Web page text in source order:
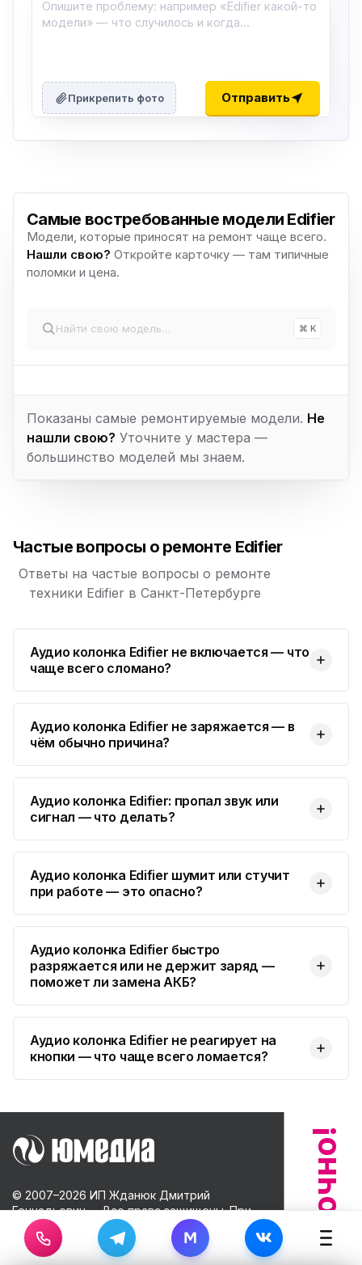
Прикрепить фото Отправить
Самые востребованные модели Edifier
Модели, которые приносят на ремонт чаще всего.
Нашли свою? Откройте карточку — там типичные
поломки и цена.
⌘ K
Показаны самые ремонтируемые модели. Не
нашли свою? Уточните у мастера —
большинство моделей мы знаем.
Частые вопросы о ремонте Edifier
Ответы на частые вопросы о ремонте
техники Edifier в Санкт-Петербурге
Аудио колонка Edifier не включается — что
чаще всего сломано?
Аудио колонка Edifier не заряжается — в
чём обычно причина?
Аудио колонка Edifier: пропал звук или
сигнал — что делать?
Аудио колонка Edifier шумит или стучит
при работе — это опасно?
Аудио колонка Edifier быстро
разряжается или не держит заряд —
поможет ли замена АКБ?
Аудио колонка Edifier не реагирует на
кнопки — что чаще всего ломается?
© 2007–2026 ИП Жданюк Дмитрий
Геннадьевич — Все права защищены. При
копировании материала обязательная
ссылка на источник.
M